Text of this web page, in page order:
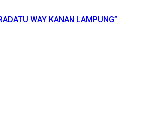
WAY KANAN LAMPUNG”